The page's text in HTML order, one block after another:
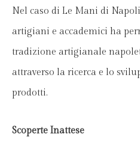
Nel caso di Le Mani di
artigiani e accademici ha
tradizione artigianale
attraverso la ricerca e lo
prodotti.
Scoperte Inattese